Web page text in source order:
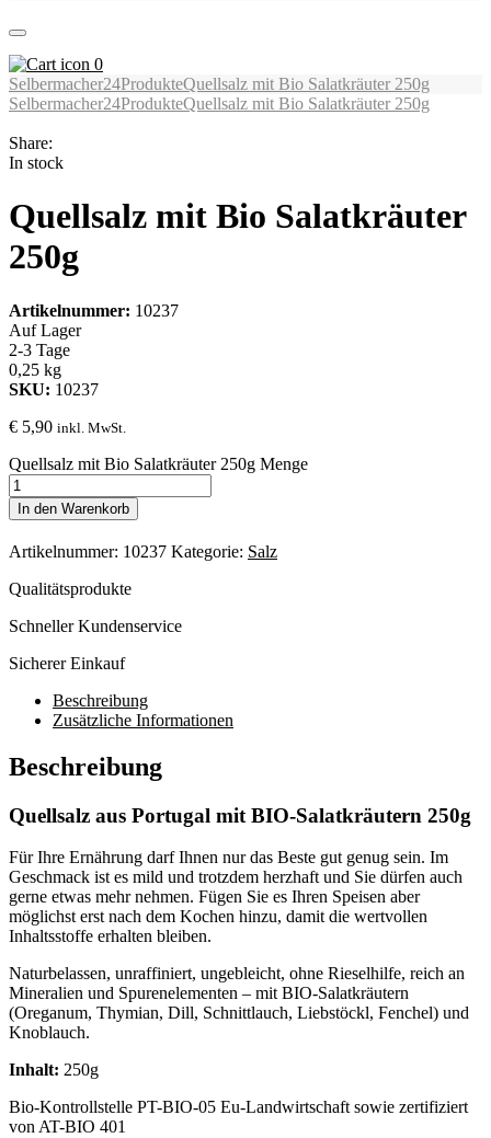
0
Selbermacher24ProdukteQuellsalz mit Bio Salatkräuter 250g
Selbermacher24ProdukteQuellsalz mit Bio Salatkräuter 250g
Share:
In stock
Quellsalz mit Bio Salatkräuter
250g
Artikelnummer: 10237
Auf Lager
2-3 Tage
0,25 kg
SKU: 10237
€ 5,90 inkl. MwSt.
Quellsalz mit Bio Salatkräuter 250g Menge
In den Warenkorb
Artikelnummer: 10237 Kategorie: Salz
Qualitätsprodukte
Schneller Kundenservice
Sicherer Einkauf
Beschreibung
Zusätzliche Informationen
Beschreibung
Quellsalz aus Portugal mit BIO-Salatkräutern 250g
Für Ihre Ernährung darf Ihnen nur das Beste gut genug sein. Im
Geschmack ist es mild und trotzdem herzhaft und Sie dürfen auch
gerne etwas mehr nehmen. Fügen Sie es Ihren Speisen aber
möglichst erst nach dem Kochen hinzu, damit die wertvollen
Inhaltsstoffe erhalten bleiben.
Naturbelassen, unraffiniert, ungebleicht, ohne Rieselhilfe, reich an
Mineralien und Spurenelementen – mit BIO-Salatkräutern
(Oreganum, Thymian, Dill, Schnittlauch, Liebstöckl, Fenchel) und
Knoblauch.
Inhalt: 250g
Bio-Kontrollstelle PT-BIO-05 Eu-Landwirtschaft sowie zertifiziert
von AT-BIO 401